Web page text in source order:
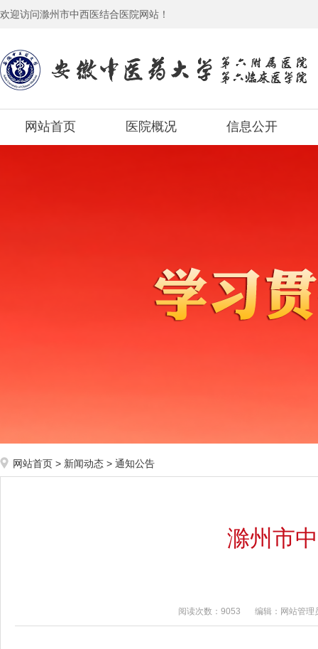
欢迎访问滁州市中西医结合医院网站！
网站首页 医院概况 信息公开
网站首页 > 新闻动态 > 通知公告
滁州市
阅读次数：9053 编辑：网站管理